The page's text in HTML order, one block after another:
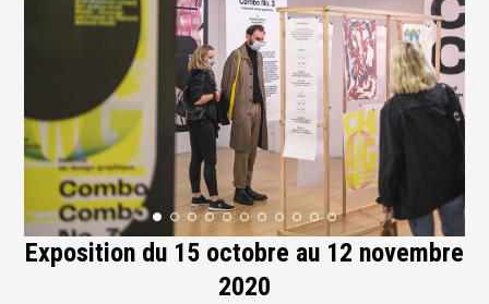
Exposition du 15 octobre au 12 novembre
2020